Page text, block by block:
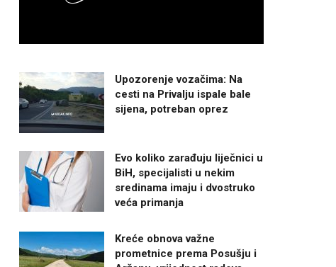
Upozorenje vozačima: Na
cesti na Privalju ispale bale
sijena, potreban oprez
Evo koliko zarađuju liječnici u
BiH, specijalisti u nekim
sredinama imaju i dvostruko
veća primanja
Kreće obnova važne
prometnice prema Posušju i